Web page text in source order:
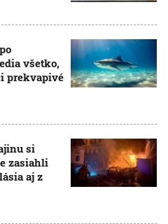
všetko,
prekvapivé
si
zasiahli
aj z